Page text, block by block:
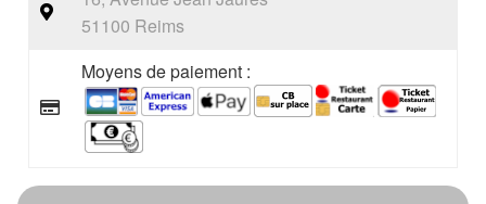
51100 Reims
Moyens de paiement :